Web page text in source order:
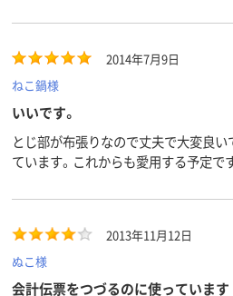
だと思いますが、弊社は古い会社で机
りません。今後も弊社では活躍してく
2014年7月9日
ねこ鍋様
いいです。
とじ部が布張りなので丈夫で大変良
ています。これからも愛用する予定で
2013年11月12日
ぬこ様
会計伝票をつづるのに使っています